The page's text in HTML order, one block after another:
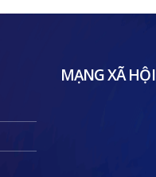
MẠNG XÃ HỘI